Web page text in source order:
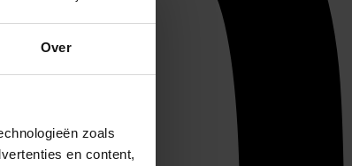
Over
zoals
en content,